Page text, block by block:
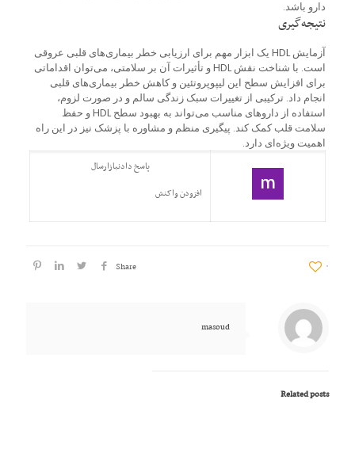
دارو باشد.
نتیجه‌گیری
آزمایش HDL یک ابزار مهم برای ارزیابی خطر بیماری‌های قلبی عروقی
است. با شناخت نقش HDL و تأثیرات آن بر سلامتی، می‌توان اقداماتی
برای افزایش سطح این لیپوپروتئین و کاهش خطر بیماری‌های قلبی
انجام داد. ترکیبی از تغییرات سبک زندگی سالم و در صورت لزوم،
استفاده از داروهای مناسب می‌تواند به بهبود سطح HDL و حفظ
سلامت قلب کمک کند. پیگیری منظم و مشاوره با پزشک نیز در این راه
اهمیت ویژه‌ای دارد.
پاسخ دادنبازارسال
افزودن واکنش
Share ۰
masoud
Related posts